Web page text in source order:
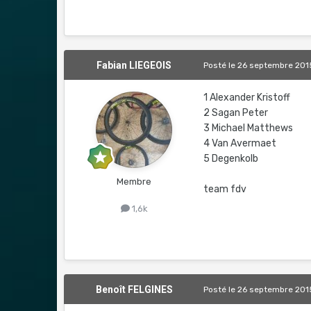
Fabian LIEGEOIS
Membre
1,6k
Postéle 26 septembre
1 Alexander Kristoff
2 Sagan Peter
3 Michael Matthews
4 Van Avermaet
5 Degenkolb
team fdv
Benoît FELGINES Postéle 26 septembre